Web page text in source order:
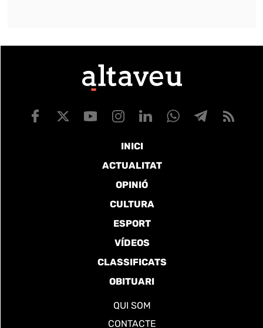
INICI
ACTUALITAT
OPINIÓ
CULTURA
ESPORT
VÍDEOS
CLASSIFICATS
OBITUARI
QUI SOM
CONTACTE